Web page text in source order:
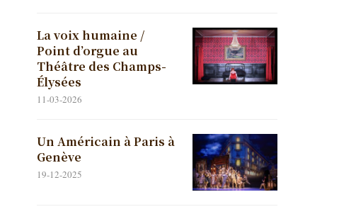
La voix humaine /
Point d’orgue au
Théâtre des Champs-
Élysées
11-03-2026
Un Américain à Paris à
Genève
19-12-2025